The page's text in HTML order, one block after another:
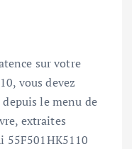
sur votre
vous devez
le menu de
extraites
55F501HK5110